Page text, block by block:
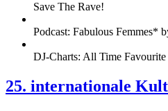
Save The Rave!
Podcast: Fabulous Femmes*
DJ-Charts: All Time
25. internationale